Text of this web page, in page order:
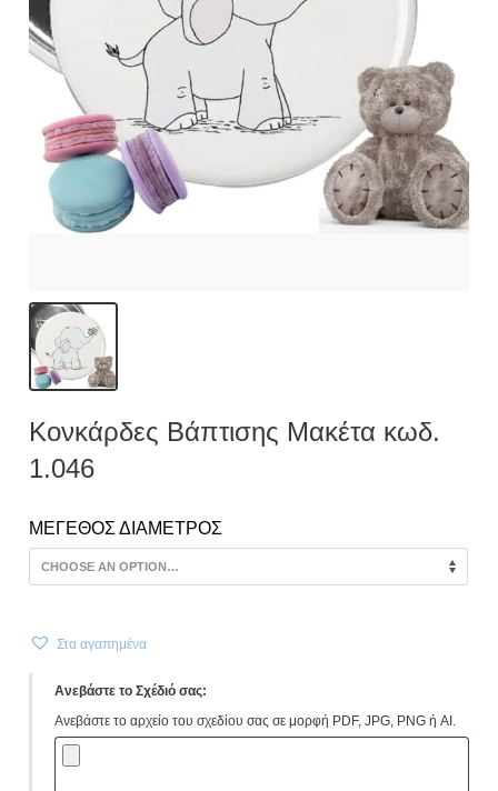
Κονκάρδες Βάπτισης Μακέτα κωδ.
1.046
ΜΕΓΕΘΟΣ ΔΙΑΜΕΤΡΟΣ
Στα αγαπημένα
Ανεβάστε το Σχέδιό σας:
Ανεβάστε το αρχείο του σχεδίου σας σε μορφή PDF, JPG, PNG ή AI.